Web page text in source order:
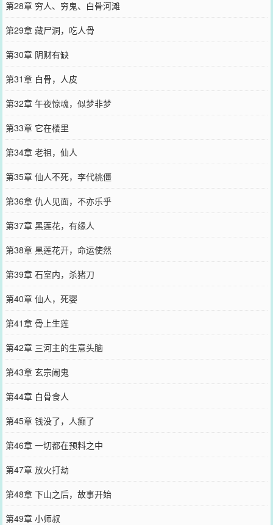
第28章 穷人、穷鬼、白骨河滩
第29章 藏尸洞，吃人骨
第30章 阴财有缺
第31章 白骨，人皮
第32章 午夜惊魂，似梦非梦
第33章 它在楼里
第34章 老祖，仙人
第35章 仙人不死，李代桃僵
第36章 仇人见面，不亦乐乎
第37章 黑莲花，有缘人
第38章 黑莲花开，命运使然
第39章 石室内，杀猪刀
第40章 仙人，死婴
第41章 骨上生莲
第42章 三河主的生意头脑
第43章 玄宗闹鬼
第44章 白骨食人
第45章 钱没了，人癫了
第46章 一切都在预料之中
第47章 放火打劫
第48章 下山之后，故事开始
第49章 小师叔